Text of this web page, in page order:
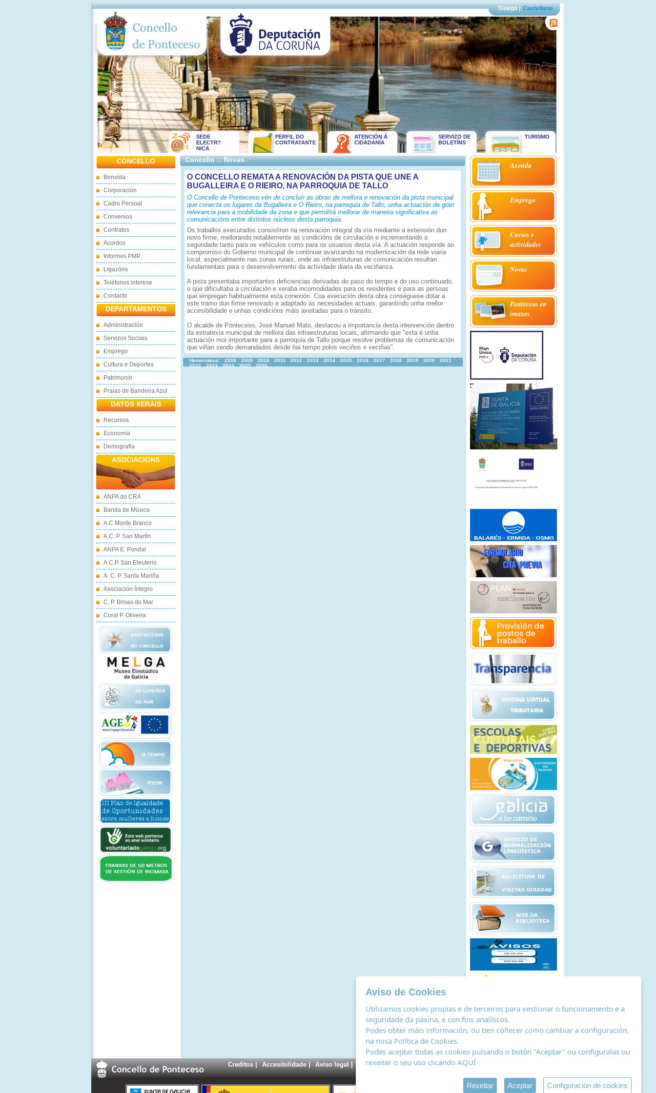
Galego| Castellano
SEDE
ELECTR?
NICA
PERFIL DO
CONTRATANTE
ATENCIÓN Á
CIDADANÍA
SERVIZO DE
BOLETÍNS
TURISMO
CONCELLO
Benvida
Corporación
Cadro Persoal
Convenios
Contratos
Acordos
Informes PMP
Ligazóns
Teléfonos interese
Contacto
DEPARTAMENTOS
Administración
Servizos Sociais
Emprego
Cultura e Deportes
Patrimonio
Praias de Bandeira Azul
DATOS XERAIS
Recursos
Economía
Demografía
ASOCIACIONS
ANPA do CRA
Banda de Música
A.C Monte Branco
A.C. P. San Martín
ANPA E. Pondal
A.C.P. San Eleuterio
A. C. P. Santa Mariña
Asociación Íntegro
C. P. Brisas do Mar
Coral P. Oliveira
Concello :: Novas
O CONCELLO REMATA A RENOVACIÓN DA PISTA QUE UNE A
BUGALLEIRA E O RIEIRO, NA PARROQUIA DE TALLO
O Concello de Ponteceso vén de concluír as obras de mellora e renovación da pista municipal
que conecta os lugares da Bugalleira e O Rieiro, na parroquia de Tallo, unha actuación de gran
relevancia para a mobilidade da zona e que permitirá mellorar de maneira significativa as
comunicacións entre distintos núcleos desta parroquia.
Os traballos executados consistiron na renovación integral da vía mediante a extensión dun
novo firme, mellorando notablemente as condicións de circulación e incrementando a
seguridade tanto para os vehículos como para os usuarios desta vía. A actuación responde ao
compromiso do Goberno municipal de continuar avanzando na modernización da rede viaria
local, especialmente nas zonas rurais, onde as infraestruturas de comunicación resultan
fundamentais para o desenvolvemento da actividade diaria da veciñanza.
A pista presentaba importantes deficiencias derivadas do paso do tempo e do uso continuado,
o que dificultaba a circulación e xeraba incomodidades para os residentes e para as persoas
que empregan habitualmente esta conexión. Coa execución desta obra conséguese dotar a
este tramo dun firme renovado e adaptado ás necesidades actuais, garantindo unha mellor
accesibilidade e unhas condicións máis axeitadas para o tránsito.
O alcalde de Ponteceso, José Manuel Mato, destacou a importancia desta intervención dentro
da estratexia municipal de mellora das infraestruturas locais, afirmando que "esta é unha
actuación moi importante para a parroquia de Tallo porque resolve problemas de comunicación
que viñan sendo demandados desde hai tempo polos veciños e veciñas".
Hemeroteca: 2008 2009 2010 2011 2012 2013 2014 2015 2016 2017 2018 2019 2020
2021
2022
2023 2024 2025 2026
Axenda
Emprego
Cursos e
actividades
Novas
Ponteceso en
imaxes
Creditos| Accesibilidade| Aviso legal| Política de cookies| Rexistro de actividades de tratamento
Aviso de Cookies
Utilizamos cookies propias e de terceiros para xestionar o funcionamento e a
seguridade da páxina, e con fins analíticos.
Podes obter máis información, ou ben coñecer como cambiar a configuración,
na nosa Política de Cookies.
Podes aceptar todas as cookies pulsando o botón "Aceptar" ou configuralas ou
rexeitar o seu uso clicando AQUÍ
Rexeitar Aceptar Configuración de cookies